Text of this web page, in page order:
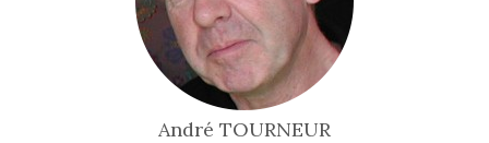
André TOURNEUR